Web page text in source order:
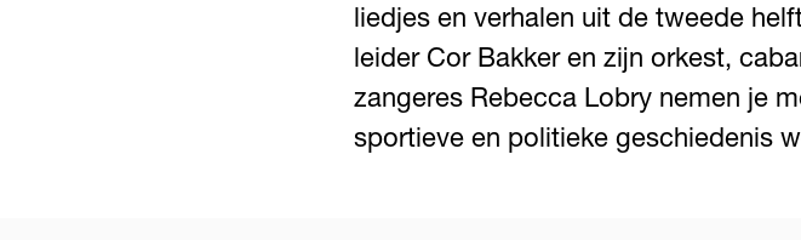
liedjes en verhalen uit de tweede
leider Cor Bakker en zijn orkest,
zangeres Rebecca Lobry nemen je
sportieve en politieke geschiedenis